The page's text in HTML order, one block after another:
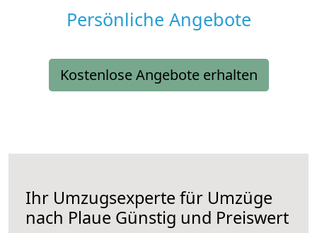
Persönliche Angebote
Kostenlose Angebote erhalten
Ihr Umzugsexperte für Umzüge
nach Plaue Günstig und Preiswert